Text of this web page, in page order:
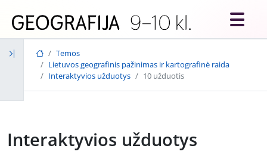
Temos
Lietuvos geografinis pažinimas ir kartografinė raida
Interaktyvios užduotys
10 užduotis
Interaktyvios užduotys